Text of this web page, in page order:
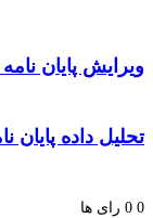
پایان نامه
داده پایان
ها